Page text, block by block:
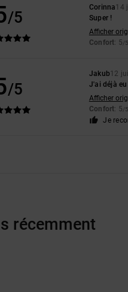
/5
Corinna14
Super !
Afficher
Confort: 5/5
/5
Jakub12
J'ai déjà
Afficher
Confort: 5/5
Je
récemment